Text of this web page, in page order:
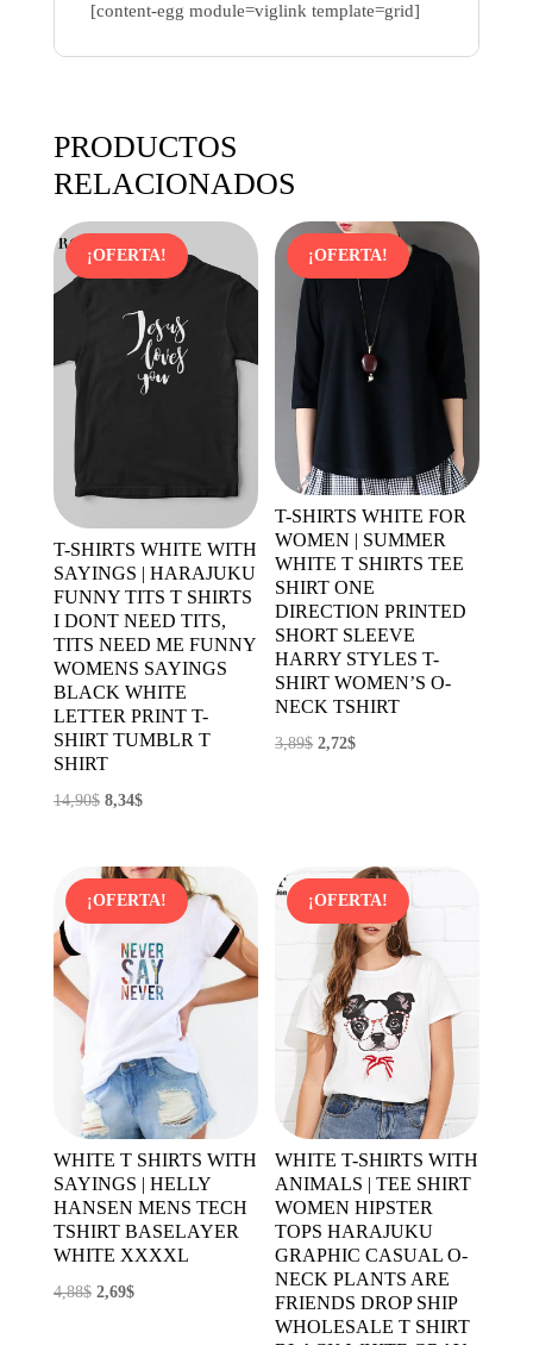
[content-egg module=viglink template=grid]
PRODUCTOS
RELACIONADOS
¡OFERTA!
T-SHIRTS WHITE WITH
SAYINGS | HARAJUKU
FUNNY TITS T SHIRTS
I DONT NEED TITS,
TITS NEED ME FUNNY
WOMENS SAYINGS
BLACK WHITE
LETTER PRINT T-
SHIRT TUMBLR T
SHIRT
14,90$ El
era:
14,90$.
8,34$El
es:
8,34$.
¡OFERTA!
T-SHIRTS WHITE FOR
WOMEN | SUMMER
WHITE T SHIRTS TEE
SHIRT ONE
DIRECTION PRINTED
SHORT SLEEVE
HARRY STYLES T-
SHIRT WOMEN’S O-
NECK TSHIRT
3,89$ El
2,72$El
2,72$.
¡OFERTA!
WHITE T SHIRTS WITH
SAYINGS | HELLY
HANSEN MENS TECH
TSHIRT BASELAYER
WHITE XXXXL
4,88$ El
2,69$El
¡OFERTA!
WHITE T-SHIRTS WITH
ANIMALS | TEE SHIRT
WOMEN HIPSTER
TOPS HARAJUKU
GRAPHIC CASUAL O-
NECK PLANTS ARE
FRIENDS DROP SHIP
WHOLESALE T SHIRT